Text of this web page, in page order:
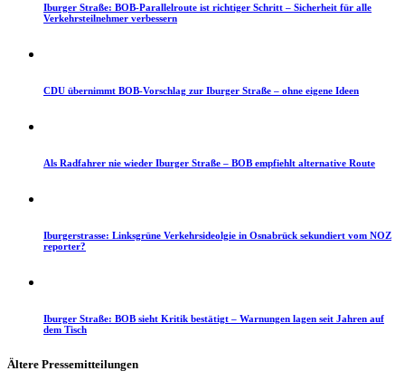
Iburger Straße: BOB-Parallelroute ist richtiger Schritt – Sicherheit für alle
Verkehrsteilnehmer verbessern
CDU übernimmt BOB-Vorschlag zur Iburger Straße – ohne eigene Ideen
Als Radfahrer nie wieder Iburger Straße – BOB empfiehlt alternative Route
Iburgerstrasse: Linksgrüne Verkehrsideolgie in Osnabrück sekundiert vom NOZ
reporter?
Iburger Straße: BOB sieht Kritik bestätigt – Warnungen lagen seit Jahren auf
dem Tisch
Ältere Pressemitteilungen